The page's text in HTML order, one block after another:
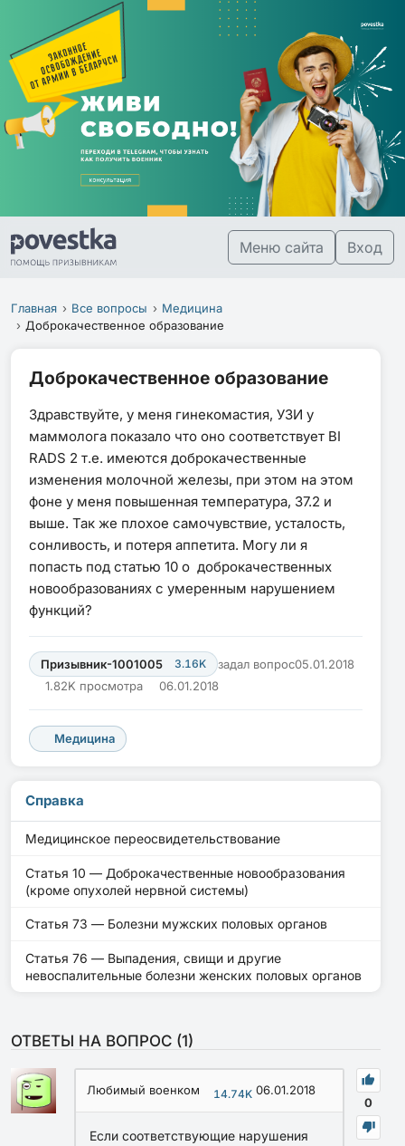
Меню сайта Вход
Главная Все вопросы
Медицина
Доброкачественное образование
Доброкачественное образование
Здравствуйте, у меня гинекомастия, УЗИ у
маммолога показало что оно соответствует BI
RADS 2 т.е. имеются доброкачественные
изменения молочной железы, при этом на этом
фоне у меня повышенная температура, 37.2 и
выше. Так же плохое самочувствие, усталость,
сонливость, и потеря аппетита. Могу ли я
попасть под статью 10 о доброкачественных
новообразованиях с умеренным нарушением
функций?
Призывник-1001005 3.16K задал вопрос05.01.2018
1.82K просмотра
06.01.2018
Медицина
Справка
Медицинское переосвидетельствование
Статья 10 — Доброкачественные новообразования
(кроме опухолей нервной системы)
Статья 73 — Болезни мужских половых органов
Статья 76 — Выпадения, свищи и другие
невоспалительные болезни женских половых органов
ОТВЕТЫ НА ВОПРОС (1)
0
Любимый военком 14.74K 06.01.2018
Если соответствующие нарушения